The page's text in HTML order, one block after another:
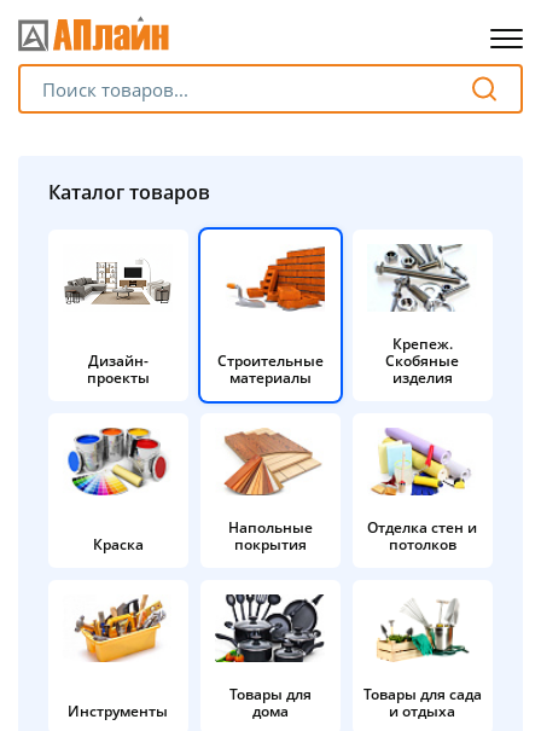
Каталог товаров
Дизайн-
проекты
Строительные
материалы
Крепеж.
Скобяные
изделия
Краска
Напольные
покрытия
Отделка стен и
потолков
Инструменты
Товары для
дома
Товары для сада
и отдыха
Разбейте
на части
без переплат
График платежей
Сегодня
%
в корзину
Оплачивайте сегодня только
25% картой любого банка